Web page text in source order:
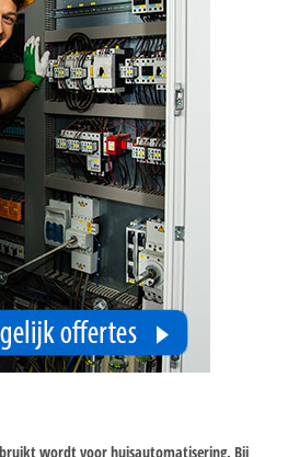
wordt voor huisautomatisering. Bij